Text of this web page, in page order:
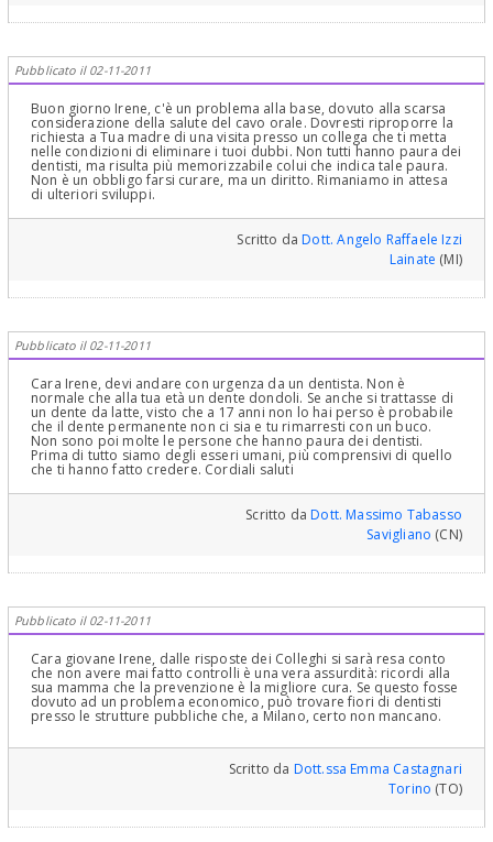
Pubblicato il 02-11-2011
Buon giorno Irene, c'è un problema alla base, dovuto alla scarsa
considerazione della salute del cavo orale. Dovresti riproporre la
richiesta a Tua madre di una visita presso un collega che ti metta
nelle condizioni di eliminare i tuoi dubbi. Non tutti hanno paura dei
dentisti, ma risulta più memorizzabile colui che indica tale paura.
Non è un obbligo farsi curare, ma un diritto. Rimaniamo in attesa
di ulteriori sviluppi.
Scritto daDott. Angelo Raffaele Izzi
Lainate (MI)
Pubblicato il 02-11-2011
Cara Irene, devi andare con urgenza da un dentista. Non è
normale che alla tua età un dente dondoli. Se anche si trattasse di
un dente da latte, visto che a 17 anni non lo hai perso è probabile
che il dente permanente non ci sia e tu rimarresti con un buco.
Non sono poi molte le persone che hanno paura dei dentisti.
Prima di tutto siamo degli esseri umani, più comprensivi di quello
che ti hanno fatto credere. Cordiali saluti
Scritto daDott. Massimo Tabasso
Savigliano (CN)
Pubblicato il 02-11-2011
Cara giovane Irene, dalle risposte dei Colleghi si sarà resa conto
che non avere mai fatto controlli è una vera assurdità: ricordi alla
sua mamma che la prevenzione è la migliore cura. Se questo fosse
dovuto ad un problema economico, può trovare fiori di dentisti
presso le strutture pubbliche che, a Milano, certo non mancano.
Scritto da Dott.ssa Emma Castagnari
Torino (TO)